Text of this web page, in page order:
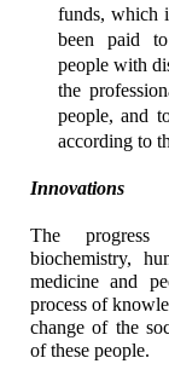
funds, which
been paid
people with
the
people, and
according to
Innovations
The progress
biochemistry,
medicine and
process of
change of the
of these people.